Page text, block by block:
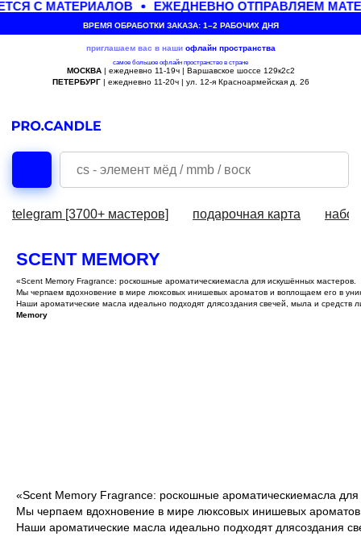
С МАТЕРИАЛОВ ЕЖЕДНЕВНО ОТПРАВЛЯЕМ
ВРЕМЯ ОБРАБОТКИ ЗАКАЗА: 1–2 РАБОЧИХ ДНЯ
приглашаем вас в наши офлайн пространства
самое большое офлайн пространство в стране
МОСКВА| ежедневно 11-19ч | Варшавское шоссе 129к2с2
ПЕТЕРБУРГ| ежедневно 11-20ч | ул. 12-я Красноармейская д. 26
telegram [3700+ мастеров] подарочная карта
SCENT MEMORY
«Scent Memory Fragrance: роскошные ароматическиемасла для искушённых мастеров.
Мы черпаем вдохновение в мире люксовых инишевых ароматов и воплощаем его в
Наши ароматические масла идеально подходят длясоздания свечей, мыла и средств
Memory
«Scent Memory Fragrance: роскошные ароматическиемасла
Мы черпаем вдохновение в мире люксовых инишевых
Наши ароматические масла идеально подходят длясоздания